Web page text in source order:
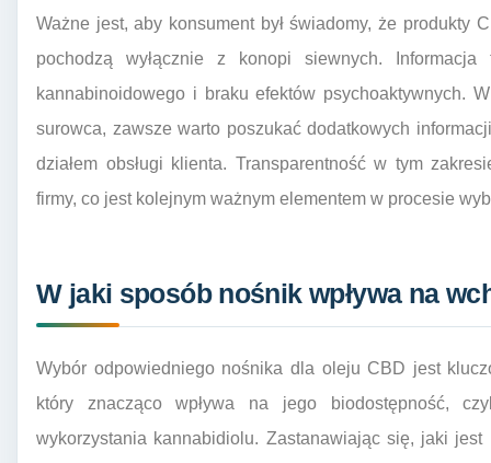
Ważne jest, aby konsument był świadomy, że produkty
pochodzą wyłącznie z konopi siewnych.
kannabinoidowego i braku efektów psychoaktywnych.
surowca, zawsze warto poszukać dodatkowych
działem obsługi klienta. Transparentność w tym
firmy, co jest kolejnym ważnym elementem w procesie
W jaki sposób nośnik wpływa na
Wybór odpowiedniego nośnika dla oleju CBD jest
który znacząco wpływa na jego biodostępność,
wykorzystania kannabidiolu. Zastanawiając się, jaki